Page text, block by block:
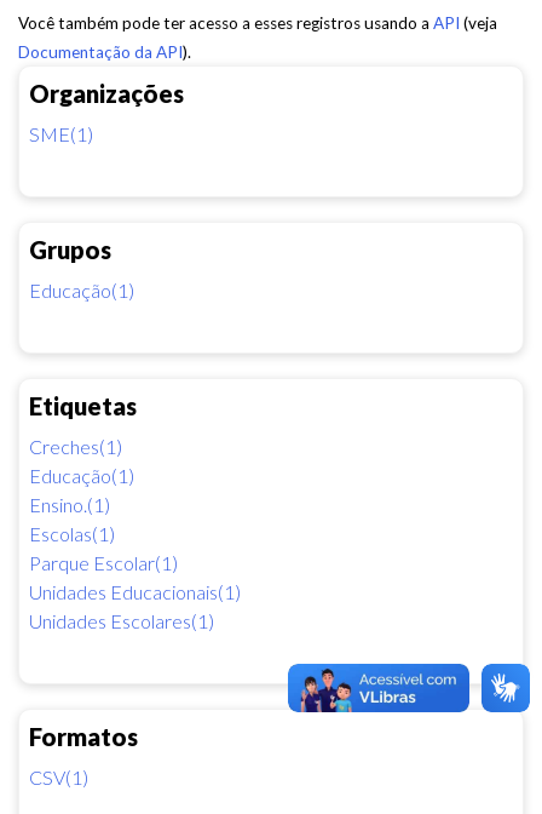
Organizações
SME(1)
Grupos
Educação(1)
Etiquetas
Creches(1)
Educação(1)
Ensino.(1)
Escolas(1)
Parque Escolar(1)
Unidades Educacionais(1)
Unidades Escolares(1)
Formatos
CSV(1)
Você também pode ter acesso a esses registros usando a API (veja
Documentação da API).